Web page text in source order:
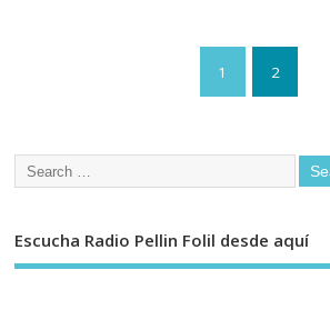
1 2
Escucha Radio Pellin Folil desde aquí